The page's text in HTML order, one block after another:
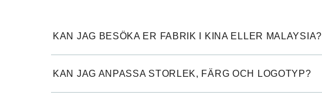
KAN JAG BESÖKA ER FABRIK I KINA ELLER MALAYSIA?
KAN JAG ANPASSA STORLEK, FÄRG OCH LOGOTYP?